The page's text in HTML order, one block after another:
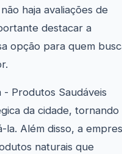
haja avaliações de
destacar a
opção para quem
- Produtos Saudáveis
da cidade, tornando
Além disso, a
naturais que